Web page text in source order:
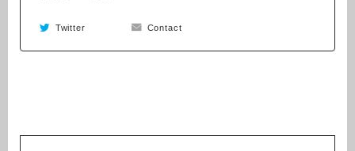
Twitter Contact